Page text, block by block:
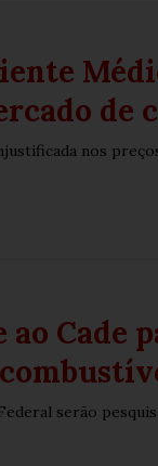
de
nos
ao Cade
serão